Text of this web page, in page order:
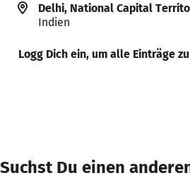
Delhi, National Capital
Indien
Logg Dich ein, um alle Einträge
Suchst Du einen